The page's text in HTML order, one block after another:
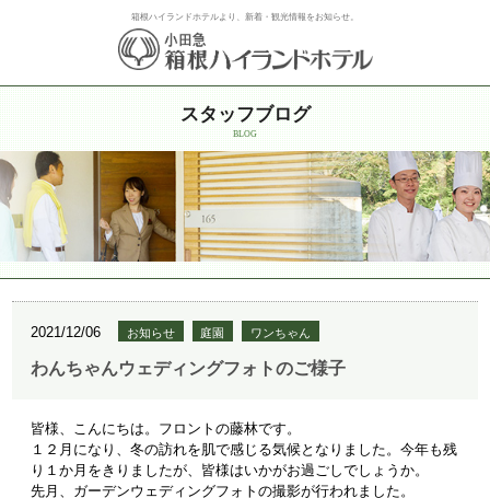
箱根ハイランドホテルより、新着・観光情報をお知らせ。
スタッフブログ
BLOG
2021/12/06 お知らせ 庭園 ワンちゃん
わんちゃんウェディングフォトのご様子
皆様、こんにちは。フロントの藤林です。
１２月になり、冬の訪れを肌で感じる気候となりました。今年も残
り１か月をきりましたが、皆様はいかがお過ごしでしょうか。
先月、ガーデンウェディングフォトの撮影が行われました。